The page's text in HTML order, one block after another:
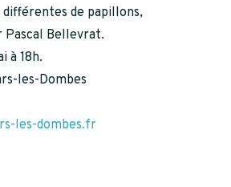
différentes de papillons,
Pascal Bellevrat.
à 18h.
les-Dombes
les-dombes.fr